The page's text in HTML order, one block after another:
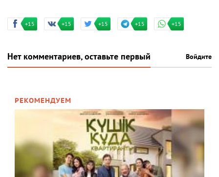
+15 +15 +15 +15 +15
Нет комментариев, оставьте первый Войдите
РЕКОМЕНДУЕМ